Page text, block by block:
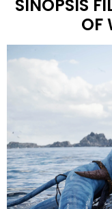
SINOPSIS
OF